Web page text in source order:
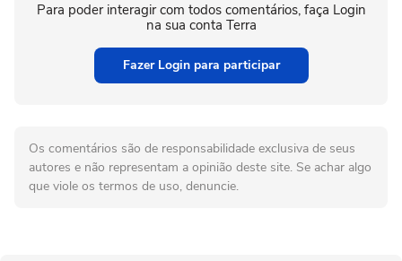
Para poder interagir com todos comentários, faça Login
na sua conta Terra
Fazer Login para participar
Os comentários são de responsabilidade exclusiva de seus
autores e não representam a opinião deste site. Se achar algo
que viole os termos de uso, denuncie.